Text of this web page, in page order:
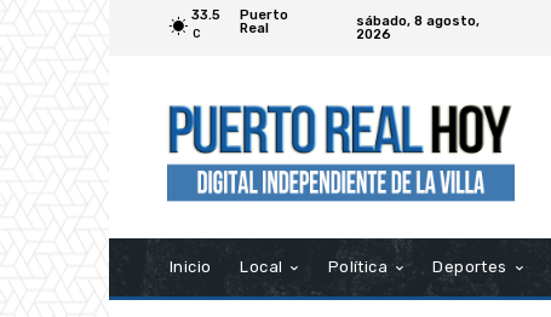
33.5
C
Puerto
Real
sábado, 8 agosto,
2026
Inicio Local Política Deportes